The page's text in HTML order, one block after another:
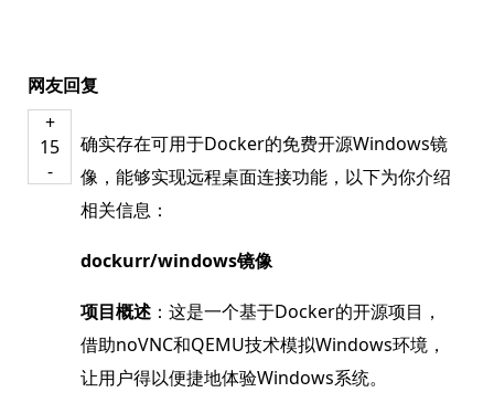
网友回复
+
15
-
确实存在可用于Docker的免费开源Windows镜
像，能够实现远程桌面连接功能，以下为你介绍
相关信息：
dockurr/windows镜像
项目概述 ：这是一个基于Docker的开源项目，
借助noVNC和QEMU技术模拟Windows环境，
让用户得以便捷地体验Windows系统。